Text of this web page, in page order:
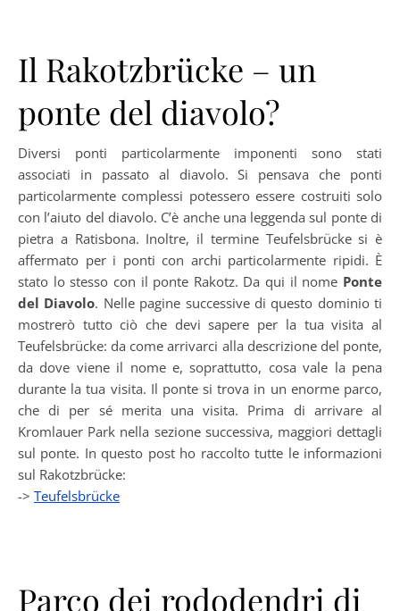
Il Rakotzbrücke – un
ponte del diavolo?
Diversi ponti particolarmente imponenti sono stati
associati in passato al diavolo. Si pensava che ponti
particolarmente complessi potessero essere costruiti solo
con l’aiuto del diavolo. C’è anche una leggenda sul ponte di
pietra a Ratisbona. Inoltre, il termine Teufelsbrücke si è
affermato per i ponti con archi particolarmente ripidi. È
stato lo stesso con il ponte Rakotz. Da qui il nome Ponte
del Diavolo. Nelle pagine successive di questo dominio ti
mostrerò tutto ciò che devi sapere per la tua visita al
Teufelsbrücke: da come arrivarci alla descrizione del ponte,
da dove viene il nome e, soprattutto, cosa vale la pena
durante la tua visita. Il ponte si trova in un enorme parco,
che di per sé merita una visita. Prima di arrivare al
Kromlauer Park nella sezione successiva, maggiori dettagli
sul ponte. In questo post ho raccolto tutte le informazioni
sul Rakotzbrücke:
-> Teufelsbrücke
Parco dei rododendri di